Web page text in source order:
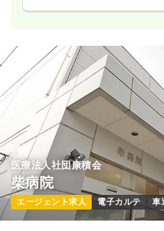
医療法人社団康積会
柴病院
エージェント求人 電子カルテ 車